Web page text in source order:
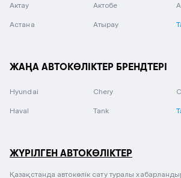
Актау Актобе
Астана Атырау
ЖАҢА АВТОКӨЛІКТЕР БРЕНДТЕРІ
Hyundai Chery
Haval Tank
ЖҮРІЛГЕН АВТОКӨЛІКТЕР
Қазақстанда автокөлік сату туралы